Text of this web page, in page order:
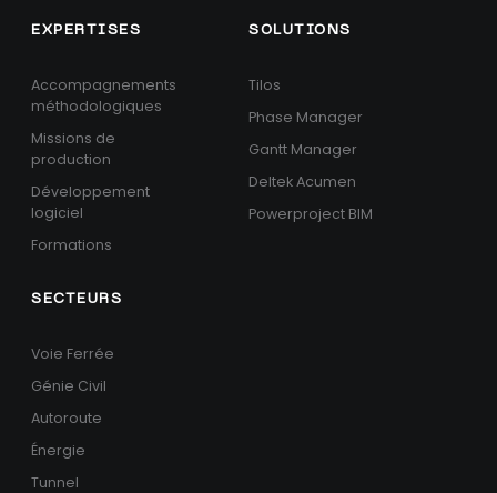
EXPERTISES
Accompagnements
méthodologiques
Missions de
production
Développement
logiciel
Formations
SOLUTIONS
Tilos
Phase Manager
Gantt Manager
Deltek Acumen
Powerproject BIM
SECTEURS
Voie Ferrée
Génie Civil
Autoroute
Énergie
Tunnel